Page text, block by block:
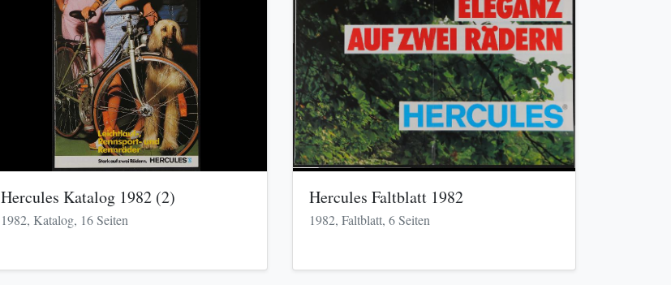
Hercules Katalog 1982 (2)
1982, Katalog, 16 Seiten
Hercules Faltblatt 1982
1982, Faltblatt, 6 Seiten